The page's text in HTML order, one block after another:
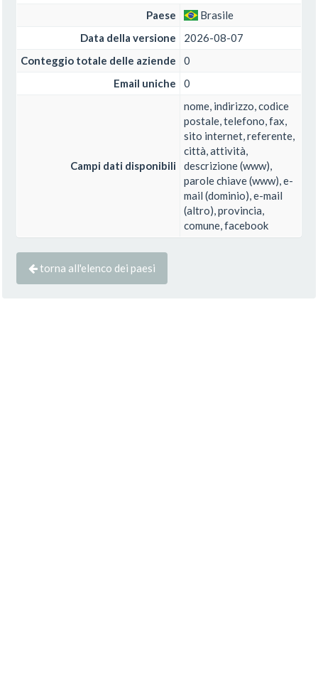
Paese
Brasile
Data della versione
2026-08-07
Conteggio totale delle aziende
0
Email uniche
0
Campi dati disponibili
nome, indirizzo, codice
postale, telefono, fax,
sito internet, referente,
città, attività,
descrizione (www),
parole chiave (www), e-
mail (dominio), e-mail
(altro), provincia,
comune, facebook
torna all'elenco dei paesi